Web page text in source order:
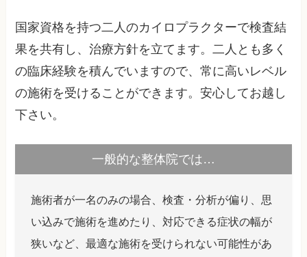
国家資格を持つ二人のカイロプラクターで検査結
果を共有し、治療方針を立てます。二人とも多く
の臨床経験を積んでいますので、常に高いレベル
の施術を受けることができます。安心してお越し
下さい。
一般的な整体院では…
施術者が一名のみの場合、検査・分析が偏り、思
い込みで施術を進めたり、対応できる症状の幅が
狭いなど、最適な施術を受けられない可能性があ